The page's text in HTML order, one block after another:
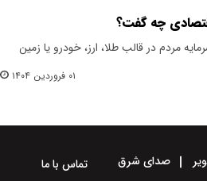
چه گفت؟
مردم در قالب طلا، ارز، خودرو یا زمین
۰۱ فروردین ۱۴۰۴
صدای شرق
تماس با ما